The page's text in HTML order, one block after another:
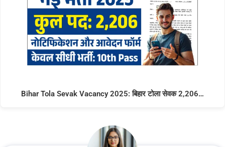
Bihar Tola Sevak Vacancy 2025: बिहार टोला सेवक 2,206…